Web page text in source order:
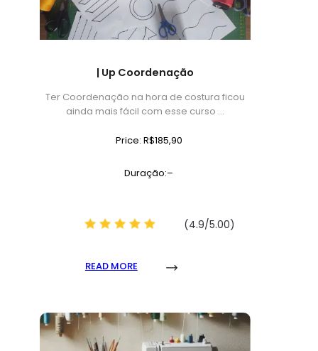
| Up Coordenação
Ter Coordenação na hora de costura ficou
ainda mais fácil com esse curso …
Price: R$185,90
Duração:–
(4.9/5.00)
READ MORE